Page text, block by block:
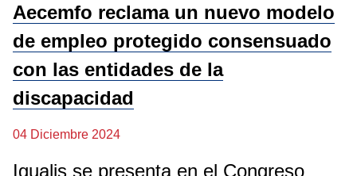
Aecemfo reclama un nuevo modelo
de empleo protegido consensuado
con las entidades de la
discapacidad
04 Diciembre 2024
Igualis se presenta en el Congreso